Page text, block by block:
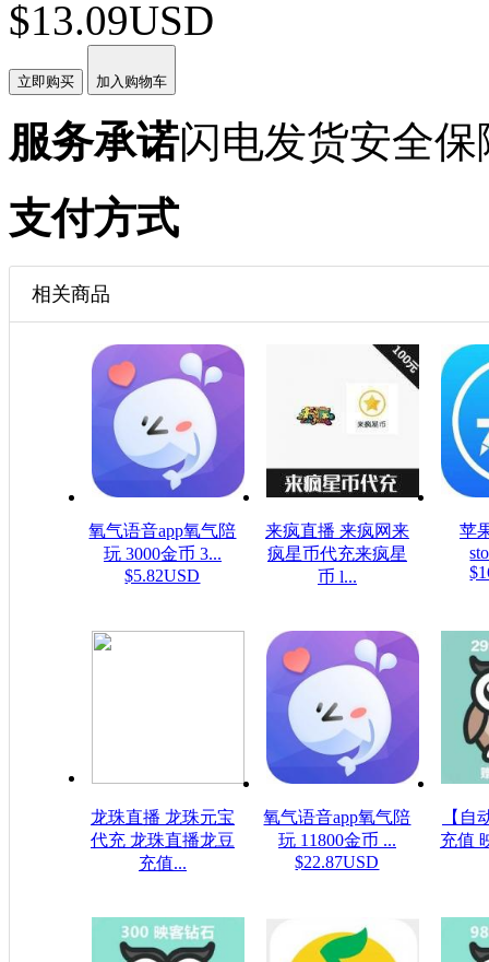
$13.09USD
立即购买 加入购物车
服务承诺闪电发货安全保
支付方式
相关商品
氧气语音app氧气陪
玩 3000金币 3...
$5.82USD
来疯直播 来疯网来
疯星币代充来疯星
币 l...
苹
龙珠直播 龙珠元宝
代充 龙珠直播龙豆
充值...
氧气语音app氧气陪
玩 11800金币 ...
$22.87USD
【自
充值